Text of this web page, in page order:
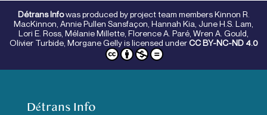
Détrans Infowas produced by project team membersKinnon R.
MacKinnon, Annie Pullen Sansfaçon, Hannah Kia, June H.S. Lam,
Lori E. Ross, Mélanie Millette, Florence A. Paré, Wren A. Gould,
Olivier Turbide, Morgane Gellyis licensed underCC BY-NC-ND 4.0
Détrans Info